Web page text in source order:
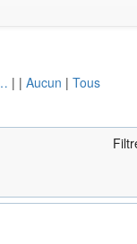
| | Aucun | Tous